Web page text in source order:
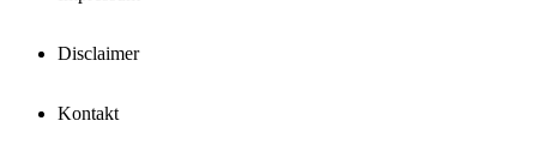
Disclaimer
Kontakt